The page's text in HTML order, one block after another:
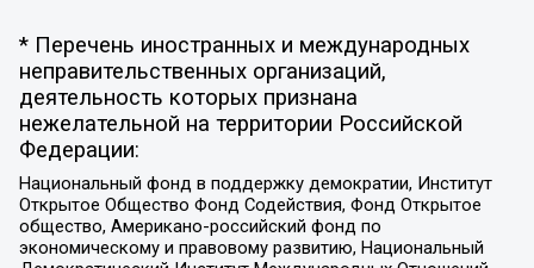
* Перечень иностранных и международных
неправительственных организаций,
деятельность которых признана
нежелательной на территории Российской
Федерации:
Национальный фонд в поддержку демократии, Институт
Открытое Общество Фонд Содействия, Фонд Открытое
общество, Американо-российский фонд по
экономическому и правовому развитию, Национальный